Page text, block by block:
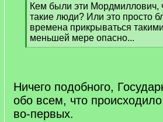
[
q
]
Кем были эти Мордмиллович,
такие люди? Или это просто
времена прикрываться
меньшей мере опасно...
[
Ничего подобного,
обо всем, что
во-первых.